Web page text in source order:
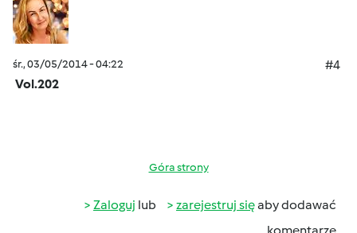
śr., 03/05/2014 - 04:22
#4
Vol.202
Góra strony
Zaloguj lub zarejestruj sięaby dodawać